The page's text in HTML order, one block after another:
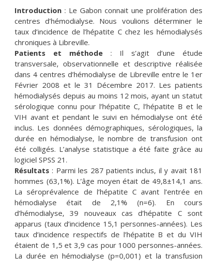
Introduction : Le Gabon connait une prolifération des
centres d’hémodialyse. Nous voulions déterminer le
taux d’incidence de l’hépatite C chez les hémodialysés
chroniques à Libreville.
Patients et méthode : Il s’agit d’une étude
transversale, observationnelle et descriptive réalisée
dans 4 centres d’hémodialyse de Libreville entre le 1er
Février 2008 et le 31 Décembre 2017. Les patients
hémodialysés depuis au moins 12 mois, ayant un statut
sérologique connu pour l’hépatite C, l’hépatite B et le
VIH avant et pendant le suivi en hémodialyse ont été
inclus. Les données démographiques, sérologiques, la
durée en hémodialyse, le nombre de transfusion ont
été colligés. L’analyse statistique a été faite grâce au
logiciel SPSS 21.
Résultats : Parmi les 287 patients inclus, il y avait 181
hommes (63,1%). L’âge moyen était de 49,8±14,1 ans.
La séroprévalence de l’hépatite C avant l’entrée en
hémodialyse était de 2,1% (n=6). En cours
d’hémodialyse, 39 nouveaux cas d’hépatite C sont
apparus (taux d’incidence 15,1 personnes-années). Les
taux d’incidence respectifs de l’hépatite B et du VIH
étaient de 1,5 et 3,9 cas pour 1000 personnes-années.
La durée en hémodialyse (p=0,001) et la transfusion